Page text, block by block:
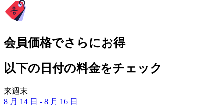
会員価格でさらにお得
以下の日付の料金をチェック
来週末
8 月 14 日 - 8 月 16 日